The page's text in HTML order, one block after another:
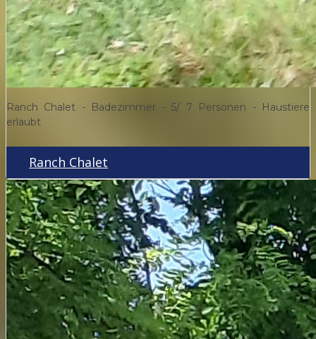
Ranch Chalet - Badezimmer - 5/ 7 Personen - Haustiere
erlaubt
Ranch Chalet